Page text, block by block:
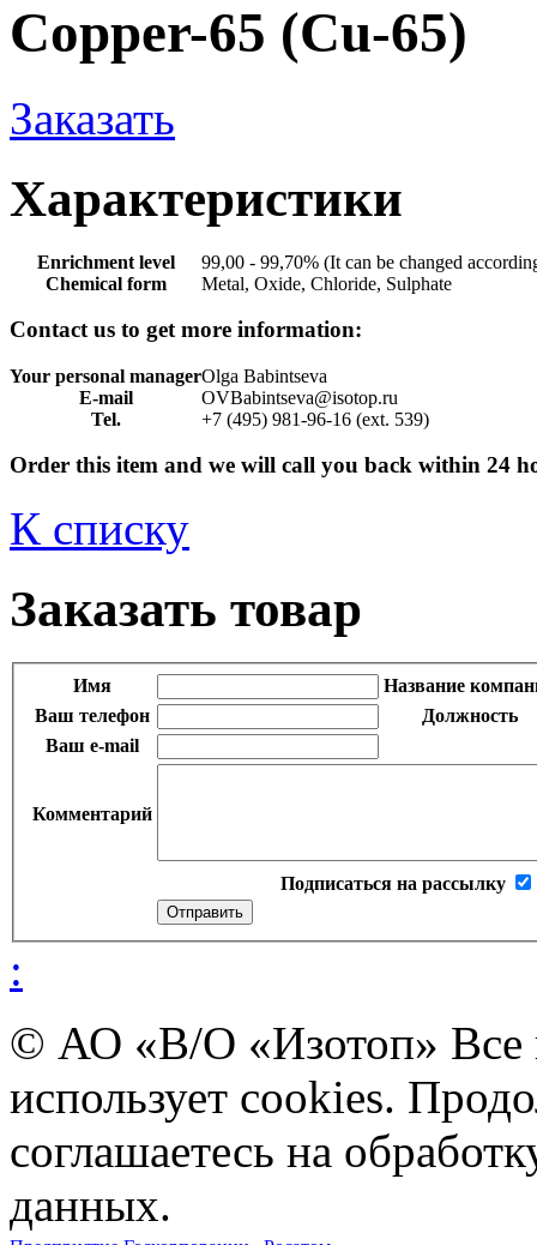
Copper-65 (Cu-65)
Заказать
Характеристики
Enrichment level
99,00 - 99,70% (It can be changed
Chemical form
Metal, Oxide, Chloride, Sulphate
Contact us to get more information:
Your personal managerOlga Babintseva
E-mail
OVBabintseva@isotop.ru
Tel.
+7 (495) 981-96-16 (ext. 539)
Order this item and we will call you back within 24
К списку
Заказать товар
Имя
Название
Ваш телефон
Должность
Ваш e-mail
Комментарий
Подписаться на рассылку
:
© АО «В/О «Изотоп» Все
использует cookies.
соглашаетесь на
данных.